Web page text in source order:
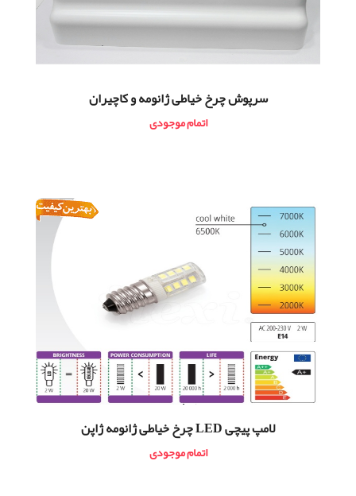
سرپوش چرخ خیاطی ژانومه و کاچیران
اتمام موجودی
لامپ پیچی LED چرخ خیاطی ژانومه ژاپن
اتمام موجودی